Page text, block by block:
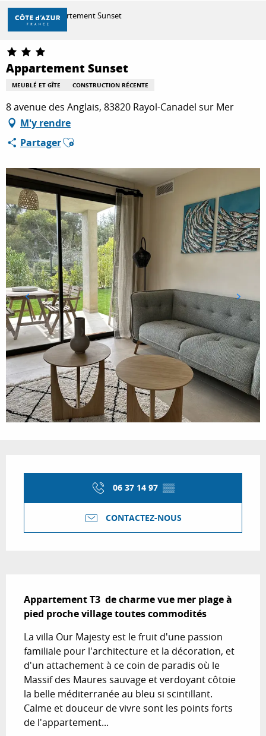
Aller
contenu
principal
DÉCOUVRIR
À FAIRE
SÉJOURNER
Accueil Appartement Sunset
Appartement Sunset
MEUBLÉ ET GÎTE CONSTRUCTION RÉCENTE
8 avenue des Anglais, 83820 Rayol-Canadel sur Mer
M'y rendre
PartagerAjouter aux favoris
06 37 14 97 ▒▒
CONTACTEZ-NOUS
Appartement T3  de charme vue mer plage à
pied proche village toutes commodités
La villa Our Majesty est le fruit d'une passion
familiale pour l'architecture et la décoration, et
d'un attachement à ce coin de paradis où le
Massif des Maures sauvage et verdoyant côtoie
la belle méditerranée au bleu si scintillant.
Calme et douceur de vivre sont les points forts
de l'appartement...